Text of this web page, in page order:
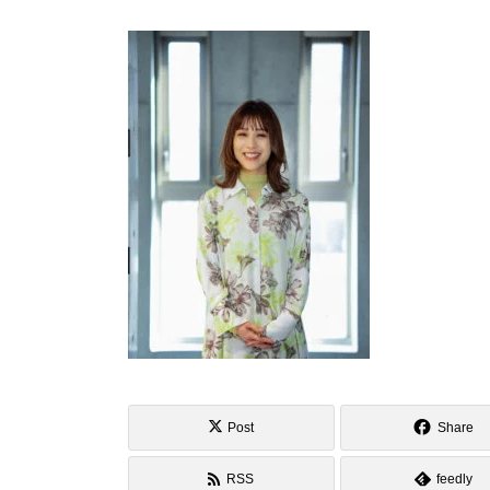
Post Share
RSS feedly